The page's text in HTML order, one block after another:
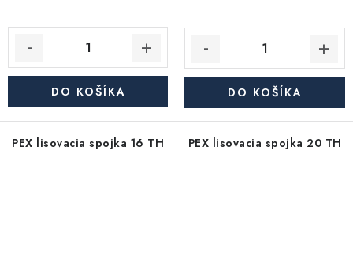
DO KOŠÍKA DO KOŠÍKA
PEX lisovacia spojka 16 TH PEX lisovacia spojka 20 TH